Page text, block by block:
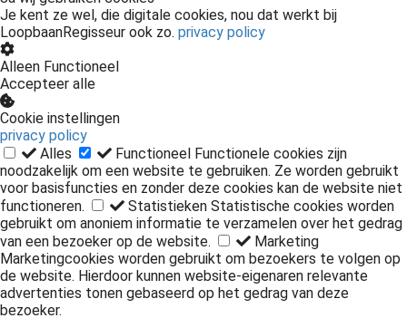
Je kent ze wel, die digitale cookies, nou dat werkt bij
LoopbaanRegisseur ook zo. privacy policy
Alleen Functioneel
Accepteer alle
Cookie instellingen
privacy policy
Alles
Functioneel Functionele cookies zijn
noodzakelijk om een website te gebruiken. Ze worden gebruikt
voor basisfuncties en zonder deze cookies kan de website niet
functioneren.
Statistieken Statistische cookies worden
gebruikt om anoniem informatie te verzamelen over het gedrag
van een bezoeker op de website.
Marketing
Marketingcookies worden gebruikt om bezoekers te volgen op
de website. Hierdoor kunnen website-eigenaren relevante
advertenties tonen gebaseerd op het gedrag van deze
bezoeker.